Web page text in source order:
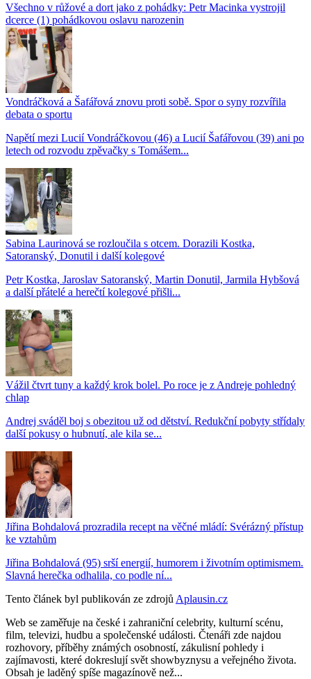
Všechno v růžové a dort jako z pohádky: Petr Macinka vystrojil
dcerce (1) pohádkovou oslavu narozenin
Vondráčková a Šafářová znovu proti sobě. Spor o syny rozvířila
debata o sportu
Napětí mezi Lucií Vondráčkovou (46) a Lucií Šafářovou (39) ani po
letech od rozvodu zpěvačky s Tomášem...
Sabina Laurinová se rozloučila s otcem. Dorazili Kostka,
Satoranský, Donutil i další kolegové
Petr Kostka, Jaroslav Satoranský, Martin Donutil, Jarmila Hybšová
a další přátelé a herečtí kolegové přišli...
Vážil čtvrt tuny a každý krok bolel. Po roce je z Andreje pohledný
chlap
Andrej sváděl boj s obezitou už od dětství. Redukční pobyty střídaly
další pokusy o hubnutí, ale kila se...
Jiřina Bohdalová prozradila recept na věčné mládí: Svérázný přístup
ke vztahům
Jiřina Bohdalová (95) srší energií, humorem i životním optimismem.
Slavná herečka odhalila, co podle ní...
Tento článek byl publikován ze zdrojů Aplausin.cz
Web se zaměřuje na české i zahraniční celebrity, kulturní scénu,
film, televizi, hudbu a společenské události. Čtenáři zde najdou
rozhovory, příběhy známých osobností, zákulisní pohledy i
zajímavosti, které dokreslují svět showbyznysu a veřejného života.
Obsah je laděný spíše magazínově než...